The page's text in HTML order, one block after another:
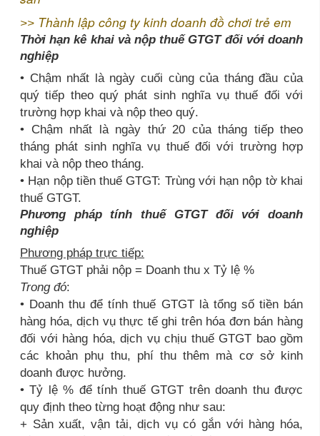
>> Thành lập công ty kinh doanh đồ chơi trẻ em
Thời hạn kê khai và nộp thuế GTGT đối với doanh
nghiệp
• Chậm nhất là ngày cuối cùng của tháng đầu của
quý tiếp theo quý phát sinh nghĩa vụ thuế đối với
trường hợp khai và nộp theo quý.
• Chậm nhất là ngày thứ 20 của tháng tiếp theo
tháng phát sinh nghĩa vụ thuế đối với trường hợp
khai và nộp theo tháng.
• Hạn nộp tiền thuế GTGT: Trùng với hạn nộp tờ khai
thuế GTGT.
Phương pháp tính thuế GTGT đối với doanh
nghiệp
Phương pháp trực tiếp:
Thuế GTGT phải nộp = Doanh thu x Tỷ lệ %
Trong đó:
• Doanh thu để tính thuế GTGT là tổng số tiền bán
hàng hóa, dịch vụ thực tế ghi trên hóa đơn bán hàng
đối với hàng hóa, dịch vụ chịu thuế GTGT bao gồm
các khoản phụ thu, phí thu thêm mà cơ sở kinh
doanh được hưởng.
• Tỷ lệ % để tính thuế GTGT trên doanh thu được
quy định theo từng hoạt động như sau:
+ Sản xuất, vận tải, dịch vụ có gắn với hàng hóa,